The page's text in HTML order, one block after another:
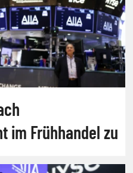
im Frühhandel zu